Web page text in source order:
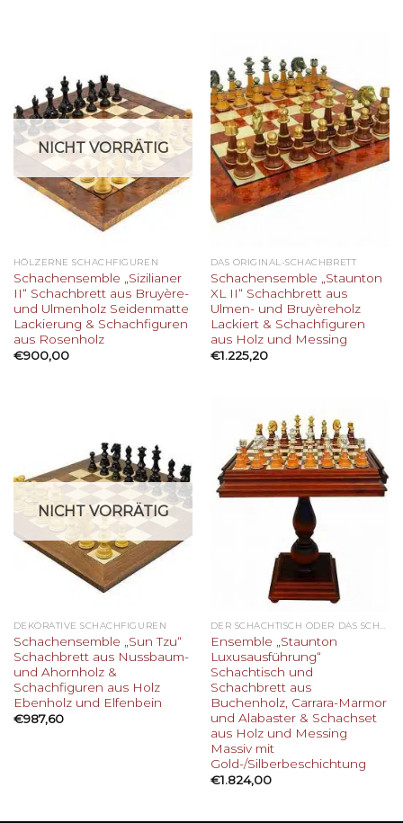
NICHT VORRÄTIG
HÖLZERNE SCHACHFIGUREN
Schachensemble „Sizilianer
II“ Schachbrett aus Bruyère-
und Ulmenholz Seidenmatte
Lackierung & Schachfiguren
aus Rosenholz
€900,00
DAS ORIGINAL-SCHACHBRETT
Schachensemble „Staunton
XL II“ Schachbrett aus
Ulmen- und Bruyèreholz
Lackiert & Schachfiguren
aus Holz und Messing
€1.225,20
NICHT VORRÄTIG
DEKORATIVE SCHACHFIGUREN
Schachensemble „Sun Tzu“
Schachbrett aus Nussbaum-
und Ahornholz &
Schachfiguren aus Holz
Ebenholz und Elfenbein
€987,60
DER SCHACHTISCH ODER DAS SCHACHBRETT
Ensemble „Staunton
Luxusausführung“
Schachtisch und
Schachbrett aus
Buchenholz, Carrara-Marmor
und Alabaster & Schachset
aus Holz und Messing
Massiv mit
Gold-/Silberbeschichtung
€1.824,00